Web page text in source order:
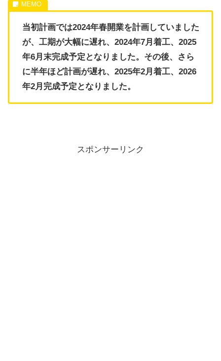
当初計画では2024年春開業を計画していました
が、工期が大幅に遅れ、2024年7月着工、2025
年6月末完成予定となりました。その後、さら
に半年ほど計画が遅れ、2025年2月着工、2026
年2月完成予定となりました。
スポンサーリンク